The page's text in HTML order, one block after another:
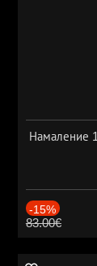
Намаление
-15%
83.00€